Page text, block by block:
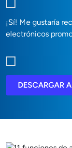
¡Sí! Me gustaría
electrónicos
DESCARGAR